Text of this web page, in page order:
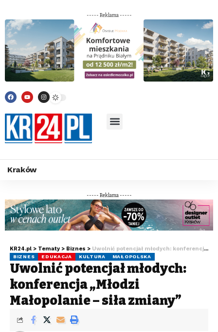
----- Reklama -----
Kraków
----- Reklama -----
KR24.pl > Tematy > Biznes > Uwolnić potencjał młodych: konferencja „Młodzi Małopolanie – siła zmiany”
BIZNES EDUKACJA KULTURA MAŁOPOLSKA
Uwolnić potencjał młodych:
konferencja „Młodzi
Małopolanie – siła zmiany”